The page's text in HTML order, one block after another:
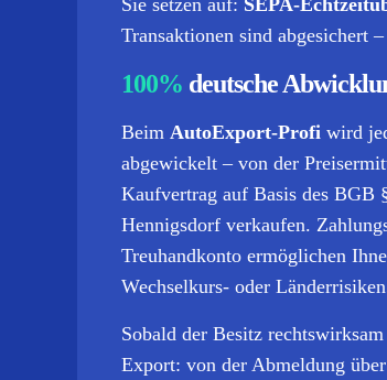
Sie setzen auf: SEPA-
Transaktionen sind abgesichert
100% deutsche
Beim AutoExport-Profi wird
abgewickelt – von der
Kaufvertrag auf Basis des BGB
Hennigsdorf verkaufen.
Treuhandkonto ermöglichen
Wechselkurs- oder
Sobald der Besitz
Export: von der Abmeldung